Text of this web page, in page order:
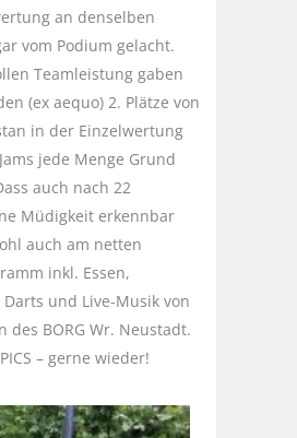
an denselben
vom Podium gelacht.
Teamleistung gaben
(ex aequo) 2. Plätze von
in der Einzelwertung
jede Menge Grund
auch nach 22
Müdigkeit erkennbar
auch am netten
inkl. Essen,
und Live-Musik von
des BORG Wr. Neustadt.
– gerne wieder!